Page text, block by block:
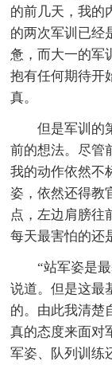
的前几天，我的
的两次军训已经
惫，而大一的军
抱有任何期待开
真。
但是军训的
前的想法。尽管
我的动作依然不
姿，依然还得教
点，左边肩膀往
每天最害怕的
“站军姿是
说道。但是这最
的。由此我清楚
真的态度来面对
军姿、队列训练